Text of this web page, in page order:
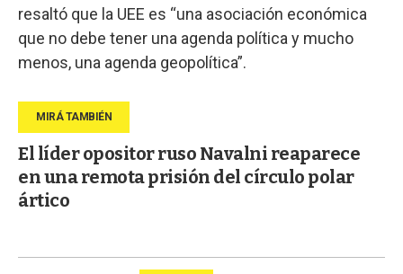
resaltó que la UEE es “una asociación económica
que no debe tener una agenda política y mucho
menos, una agenda geopolítica”.
El líder opositor ruso Navalni reaparece
en una remota prisión del círculo polar
ártico